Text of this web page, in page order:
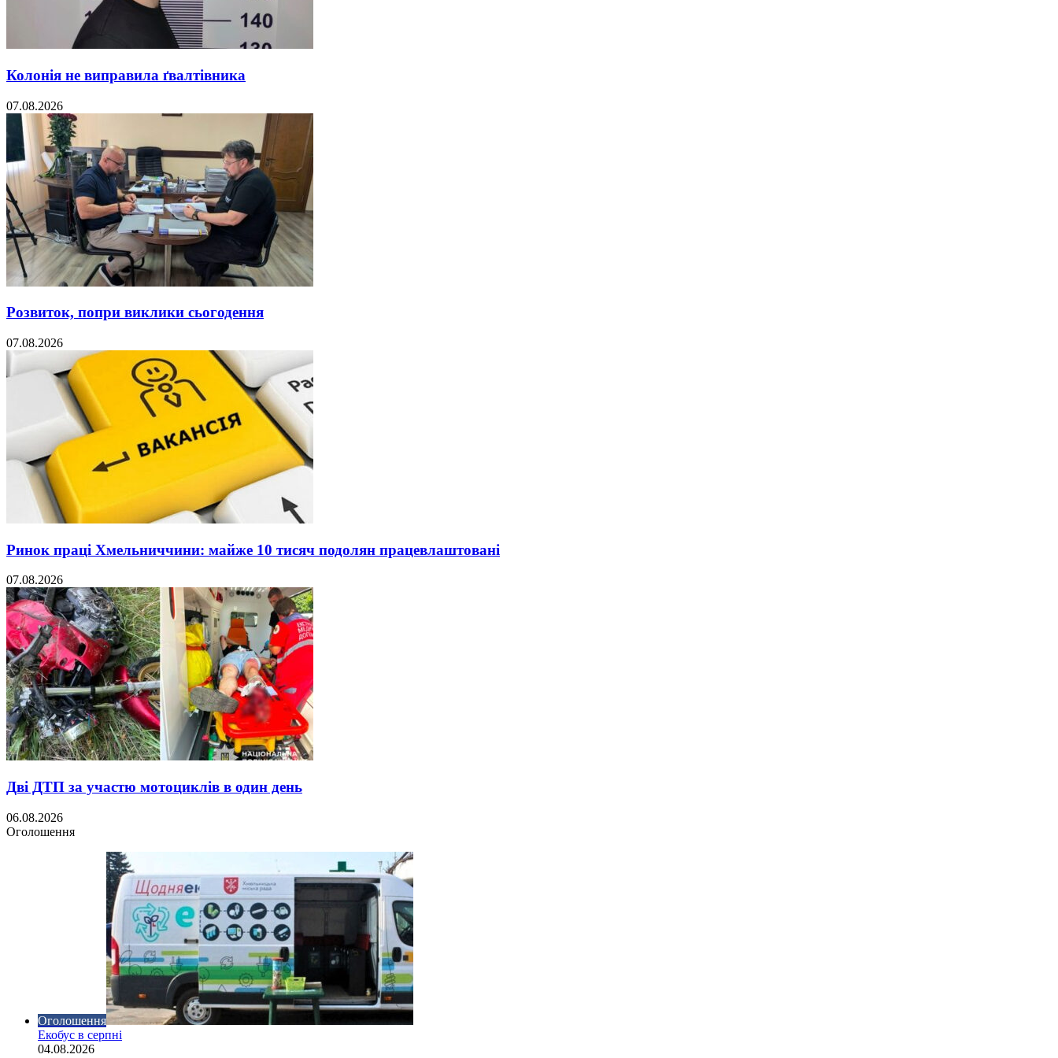
Колонія не виправила ґвалтівника
07.08.2026
Розвиток, попри виклики сьогодення
07.08.2026
Ринок праці Хмельниччини: майже 10 тисяч подолян працевлаштовані
07.08.2026
Дві ДТП за участю мотоциклів в один день
06.08.2026
Оголошення
Оголошення
Екобус в серпні
04.08.2026